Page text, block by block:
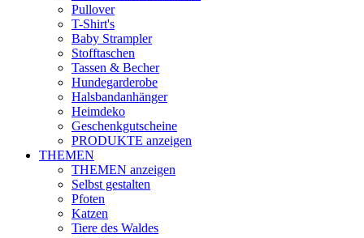
Pullover
T-Shirt's
Baby Strampler
Stofftaschen
Tassen & Becher
Hundegarderobe
Halsbandanhänger
Heimdeko
Geschenkgutscheine
PRODUKTE anzeigen
THEMEN
THEMEN anzeigen
Selbst gestalten
Pfoten
Katzen
Tiere des Waldes